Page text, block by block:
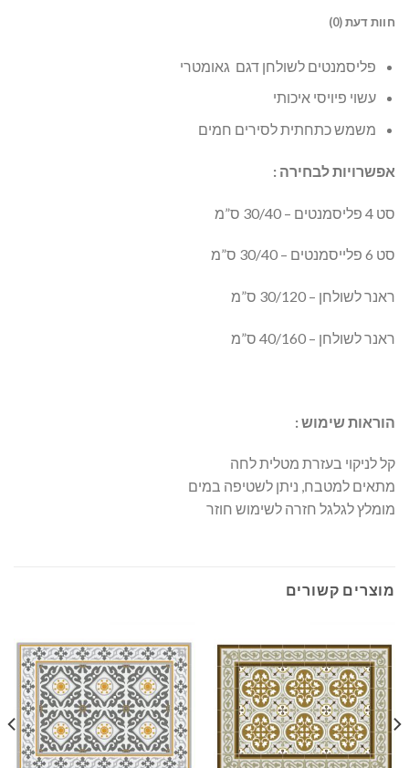
חוות דעת (0)
פליסמנטים לשולחן דגם גאומטרי
עשוי פיויסי איכותי
משמש כתחתית לסירים חמים
אפשרויות לבחירה :
סט 4 פליסמנטים – 30/40 ס”מ
סט 6 פלייסמנטים – 30/40 ס”מ
ראנר לשולחן – 30/120 ס”מ
ראנר לשולחן – 40/160 ס”מ
הוראות שימוש :
קל לניקוי בעזרת מטלית לחה
מתאים למטבח, ניתן לשטיפה במים
מומלץ לגלגל חזרה לשימוש חוזר
מוצרים קשורים